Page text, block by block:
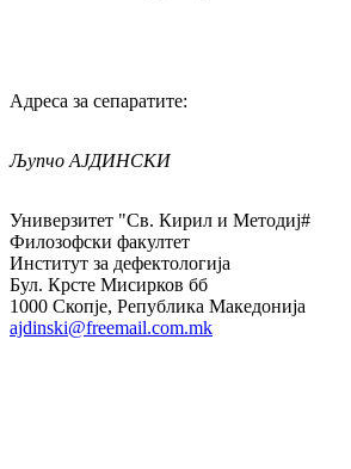
Адреса за сепаратите:
Љупчо АЈДИНСКИ
Универзитет "Св. Кирил и Методиј#
Филозофски факултет
Институт за дефектологија
Бул. Крсте Мисирков бб
1000 Скопје, Република Македонија
ajdinski@freemail.com.mk